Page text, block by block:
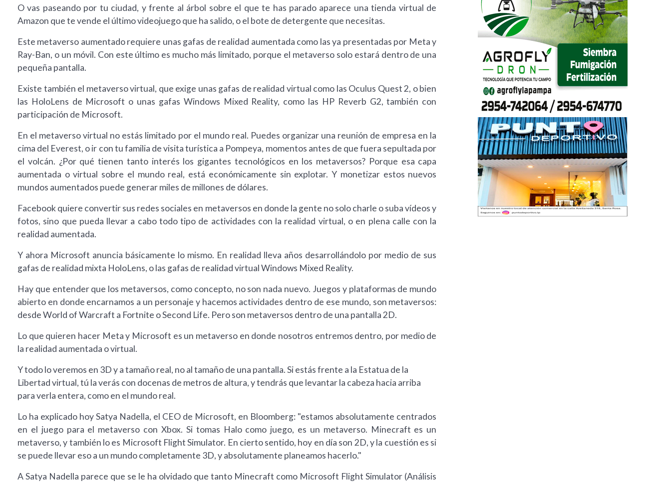
O vas paseando por tu ciudad, y frente al árbol sobre el que te has parado aparece una tienda virtual de
Amazon que te vende el último videojuego que ha salido, o el bote de detergente que necesitas.
Este metaverso aumentado requiere unas gafas de realidad aumentada como las ya presentadas por Meta y
Ray-Ban, o un móvil. Con este último es mucho más limitado, porque el metaverso solo estará dentro de una
pequeña pantalla.
Existe también el metaverso virtual, que exige unas gafas de realidad virtual como las Oculus Quest 2, o bien
las HoloLens de Microsoft o unas gafas Windows Mixed Reality, como las HP Reverb G2, también con
participación de Microsoft.
En el metaverso virtual no estás limitado por el mundo real. Puedes organizar una reunión de empresa en la
cima del Everest, o ir con tu familia de visita turística a Pompeya, momentos antes de que fuera sepultada por
el volcán. ¿Por qué tienen tanto interés los gigantes tecnológicos en los metaversos? Porque esa capa
aumentada o virtual sobre el mundo real, está económicamente sin explotar. Y monetizar estos nuevos
mundos aumentados puede generar miles de millones de dólares.
Facebook quiere convertir sus redes sociales en metaversos en donde la gente no solo charle o suba vídeos y
fotos, sino que pueda llevar a cabo todo tipo de actividades con la realidad virtual, o en plena calle con la
realidad aumentada.
Y ahora Microsoft anuncia básicamente lo mismo. En realidad lleva años desarrollándolo por medio de sus
gafas de realidad mixta HoloLens, o las gafas de realidad virtual Windows Mixed Reality.
Hay que entender que los metaversos, como concepto, no son nada nuevo. Juegos y plataformas de mundo
abierto en donde encarnamos a un personaje y hacemos actividades dentro de ese mundo, son metaversos:
desde World of Warcraft a Fortnite o Second Life. Pero son metaversos dentro de una pantalla 2D.
Lo que quieren hacer Meta y Microsoft es un metaverso en donde nosotros entremos dentro, por medio de
la realidad aumentada o virtual.
Y todo lo veremos en 3D y a tamaño real, no al tamaño de una pantalla. Si estás frente a la Estatua de la
Libertad virtual, tú la verás con docenas de metros de altura, y tendrás que levantar la cabeza hacia arriba
para verla entera, como en el mundo real.
Lo ha explicado hoy Satya Nadella, el CEO de Microsoft, en Bloomberg: "estamos absolutamente centrados
en el juego para el metaverso con Xbox. Si tomas Halo como juego, es un metaverso. Minecraft es un
metaverso, y también lo es Microsoft Flight Simulator. En cierto sentido, hoy en día son 2D, y la cuestión es si
se puede llevar eso a un mundo completamente 3D, y absolutamente planeamos hacerlo."
A Satya Nadella parece que se le ha olvidado que tanto Minecraft como Microsoft Flight Simulator (Análisis